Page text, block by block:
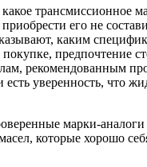
трансмиссионное
его не
каким
предпочтение
рекомендованным
уверенность, что
марки-аналоги
которые хорошо